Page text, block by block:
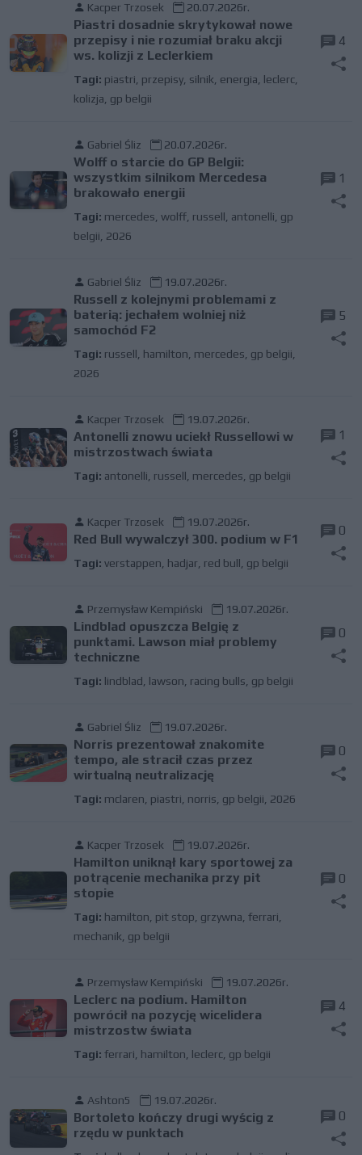
Kacper Trzosek 20.07.2026r.
Piastri dosadnie skrytykował nowe
przepisy i nie rozumiał braku akcji
ws. kolizji z Leclerkiem
Tagi: piastri przepisy, silnik energia leclerc,
kolizja gp belgii
4
Gabriel Śliz 20.07.2026r.
Wolff o starcie do GP Belgii:
wszystkim silnikom Mercedesa
brakowało energii
Tagi: mercedes wolff, russell antonelli gp
belgii 2026
1
Gabriel Śliz 19.07.2026r.
Russell z kolejnymi problemami z
baterią: jechałem wolniej niż
samochód F2
Tagi: russell hamilton mercedes gp belgii
2026
5
Kacper Trzosek 19.07.2026r.
Antonelli znowu uciekł Russellowi w
mistrzostwach świata
Tagi: antonelli russell mercedes gp belgii
1
Kacper Trzosek 19.07.2026r.
Red Bull wywalczył 300. podium w F1
Tagi: verstappen hadjar red bull gp belgii
0
Przemysław Kempiński 19.07.2026r.
Lindblad opuszcza Belgię z
punktami. Lawson miał problemy
techniczne
Tagi: lindblad lawson racing bulls gp belgii
0
Gabriel Śliz 19.07.2026r.
Norris prezentował znakomite
tempo, ale stracił czas przez
wirtualną neutralizację
Tagi: mclaren piastri norris gp belgii 2026
0
Kacper Trzosek 19.07.2026r.
Hamilton uniknął kary sportowej za
potrącenie mechanika przy pit
stopie
Tagi: hamilton pit stop grzywna ferrari
mechanik gp belgii
0
Przemysław Kempiński 19.07.2026r.
Leclerc na podium. Hamilton
powrócił na pozycję wicelidera
mistrzostw świata
Tagi: ferrari hamilton leclerc, gp belgii
4
Ashton5 19.07.2026r.
Bortoleto kończy drugi wyścig z
rzędu w punktach
0